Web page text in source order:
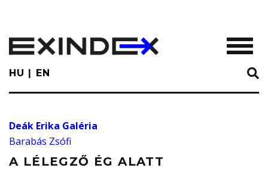
main
content
HU EN
Deák Erika Galéria
Barabás Zsófi
A LÉLEGZŐ ÉG ALATT